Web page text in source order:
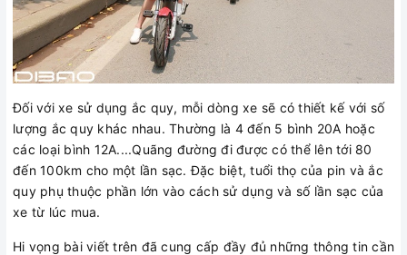
Đối với xe sử dụng ắc quy, mỗi dòng xe sẽ có thiết kế với số
lượng ắc quy khác nhau. Thường là 4 đến 5 bình 20A hoặc
các loại bình 12A....Quãng đường đi được có thể lên tới 80
đến 100km cho một lần sạc. Đặc biệt, tuổi thọ của pin và ắc
quy phụ thuộc phần lớn vào cách sử dụng và số lần sạc của
xe từ lúc mua.
Hi vọng bài viết trên đã cung cấp đầy đủ những thông tin cần